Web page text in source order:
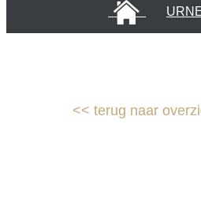
HOME
<< terug naar